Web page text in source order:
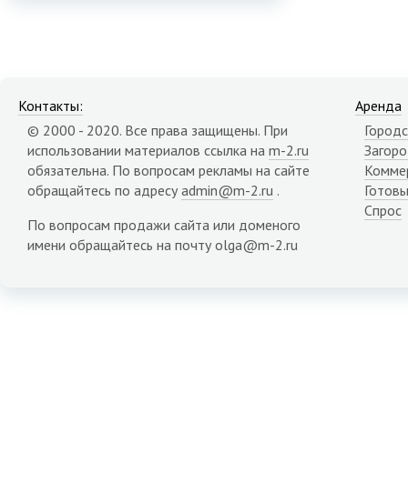
Контакты:
© 2000 - 2020. Все права защищены. При
использовании материалов ссылка на m-2.ru
обязательна. По вопросам рекламы на сайте
обращайтесь по адресу admin@m-2.ru .
По вопросам продажи сайта или доменого
имени обращайтесь на почту olga@m-2.ru
Аренда
Спрос